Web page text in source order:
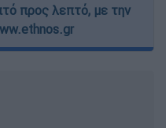
προς λεπτό, με την